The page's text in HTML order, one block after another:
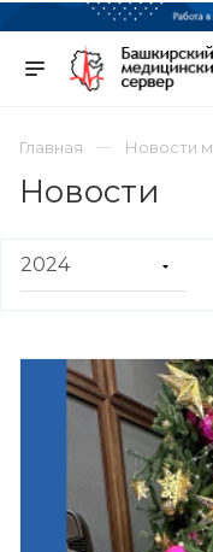
Главная Новости
Новости